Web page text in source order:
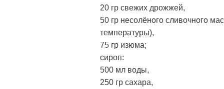
20 гр свежих дрожжей,
50 гр несолёного сливочного
температуры),
75 гр изюма;
сироп:
500 мл воды,
250 гр сахара,